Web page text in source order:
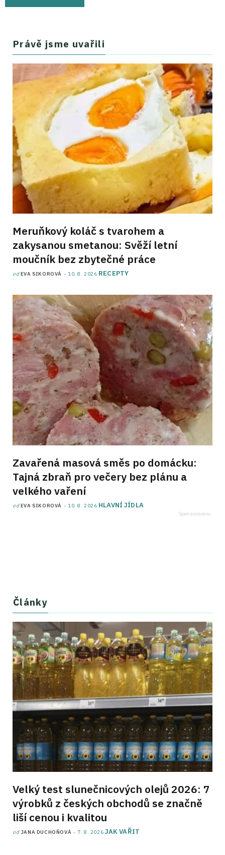
Právě jsme uvařili
Meruňkový koláč s tvarohem a
zakysanou smetanou: Svěží letní
moučník bez zbytečné práce
odEVA SIKOROVÁ 10. 8. 2026 RECEPTY
Zavařená masová směs po domácku:
Tajná zbraň pro večery bez plánu a
velkého vaření
odEVA SIKOROVÁ 10. 8. 2026 HLAVNÍ JÍDLA
Články
Velký test slunečnicových olejů 2026: 7
výrobků z českých obchodů se značně
liší cenou i kvalitou
od JANA DUCHOŇOVÁ 7. 8. 2026 JAK VAŘIT